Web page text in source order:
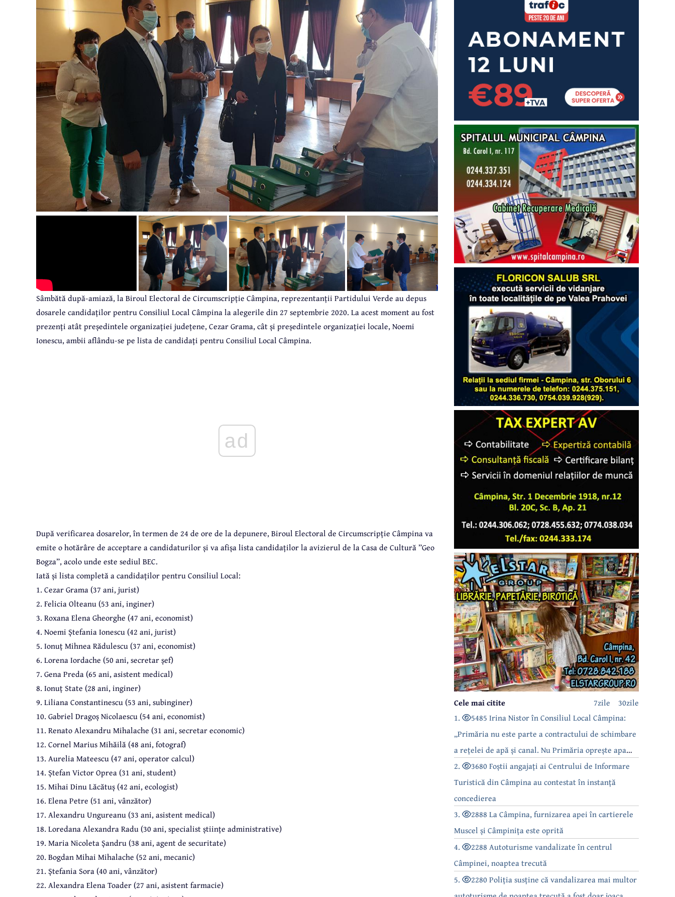
Sâmbătă după-amiază, la Biroul Electoral de Circumscripție Câmpina, reprezentanții Partidului Verde au depus
dosarele candidaților pentru Consiliul Local Câmpina la alegerile din 27 septembrie 2020. La acest moment au fost
prezenți atât președintele organizației județene, Cezar Grama, cât și președintele organizației locale, Noemi
Ionescu, ambii aflându-se pe lista de candidați pentru Consiliul Local Câmpina.
ad
După verificarea dosarelor, în termen de 24 de ore de la depunere, Biroul Electoral de Circumscripție Câmpina va
emite o hotărâre de acceptare a candidaturilor și va afișa lista candidaților la avizierul de la Casa de Cultură ”Geo
Bogza”, acolo unde este sediul BEC.
Iată și lista completă a candidaților pentru Consiliul Local:
1. Cezar Grama (37 ani, jurist)
2. Felicia Olteanu (53 ani, inginer)
3. Roxana Elena Gheorghe (47 ani, economist)
4. Noemi Ștefania Ionescu (42 ani, jurist)
5. Ionuț Mihnea Rădulescu (37 ani, economist)
6. Lorena Iordache (50 ani, secretar șef)
7. Gena Preda (65 ani, asistent medical)
8. Ionuț State (28 ani, inginer)
9. Liliana Constantinescu (53 ani, subinginer)
10. Gabriel Dragoș Nicolaescu (54 ani, economist)
11. Renato Alexandru Mihalache (31 ani, secretar economic)
12. Cornel Marius Mihăilă (48 ani, fotograf)
13. Aurelia Mateescu (47 ani, operator calcul)
14. Ștefan Victor Oprea (31 ani, student)
15. Mihai Dinu Lăcătuș (42 ani, ecologist)
16. Elena Petre (51 ani, vânzător)
17. Alexandru Ungureanu (33 ani, asistent medical)
18. Loredana Alexandra Radu (30 ani, specialist științe administrative)
19. Maria Nicoleta Șandru (38 ani, agent de securitate)
20. Bogdan Mihai Mihalache (52 ani, mecanic)
21. Ștefania Sora (40 ani, vânzător)
22. Alexandra Elena Toader (27 ani, asistent farmacie)
30zile
7zile
Cele mai citite
1.
5485 Irina Nistor în Consiliul Local Câmpina:
„Primăria nu este parte a contractului de schimbare
a rețelei de apă și canal. Nu Primăria oprește apa
câmpinenilor!”
2.
3680 Foștii angajați ai Centrului de Informare
Turistică din Câmpina au contestat în instanță
concedierea
3.
2888 La Câmpina, furnizarea apei în cartierele
Muscel și Câmpinița este oprită
4.
2288 Autoturisme vandalizate în centrul
Câmpinei, noaptea trecută
5.
2280 Poliția susține că vandalizarea mai multor